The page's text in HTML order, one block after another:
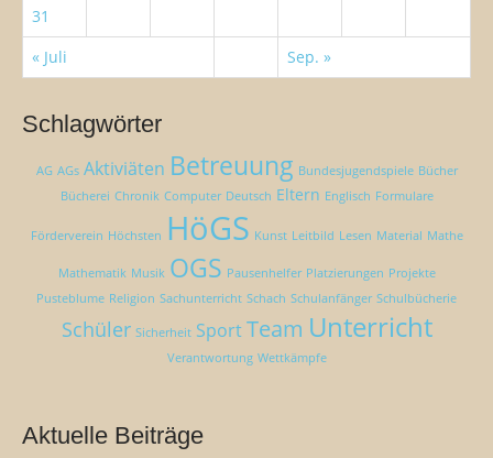
31
« Juli
Sep. »
Schlagwörter
AG AGs Aktiviäten Betreuung Bundesjugendspiele Bücher
Bücherei Chronik Computer Deutsch Eltern Englisch Formulare
Förderverein Höchsten HöGS Kunst Leitbild Lesen Material Mathe
Mathematik Musik OGS Pausenhelfer Platzierungen Projekte
Pusteblume Religion Sachunterricht Schach Schulanfänger Schulbücherie
Schüler Sicherheit Sport Team Unterricht
Verantwortung Wettkämpfe
Aktuelle Beiträge